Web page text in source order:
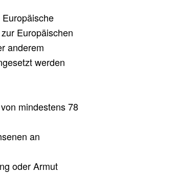
Europäischen
anderem
werden
mindestens 78
an
oder Armut